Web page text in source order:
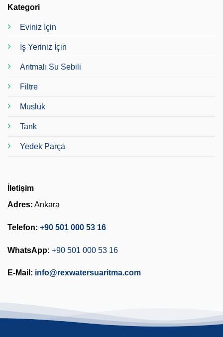
Kategori
Eviniz İçin
İş Yeriniz İçin
Arıtmalı Su Sebili
Filtre
Musluk
Tank
Yedek Parça
İletişim
Adres: Ankara
Telefon: +90 501 000 53 16
WhatsApp: +90 501 000 53 16
E-Mail: info@rexwatersuaritma.com